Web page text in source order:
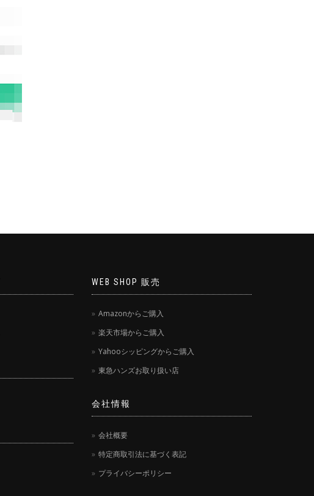
WEB SHOP 販売
Amazonからご購入
楽天市場からご購入
Yahooシッピングからご購入
東急ハンズお取り扱い店
会社情報
会社概要
特定商取引法に基づく表記
プライバシーポリシー